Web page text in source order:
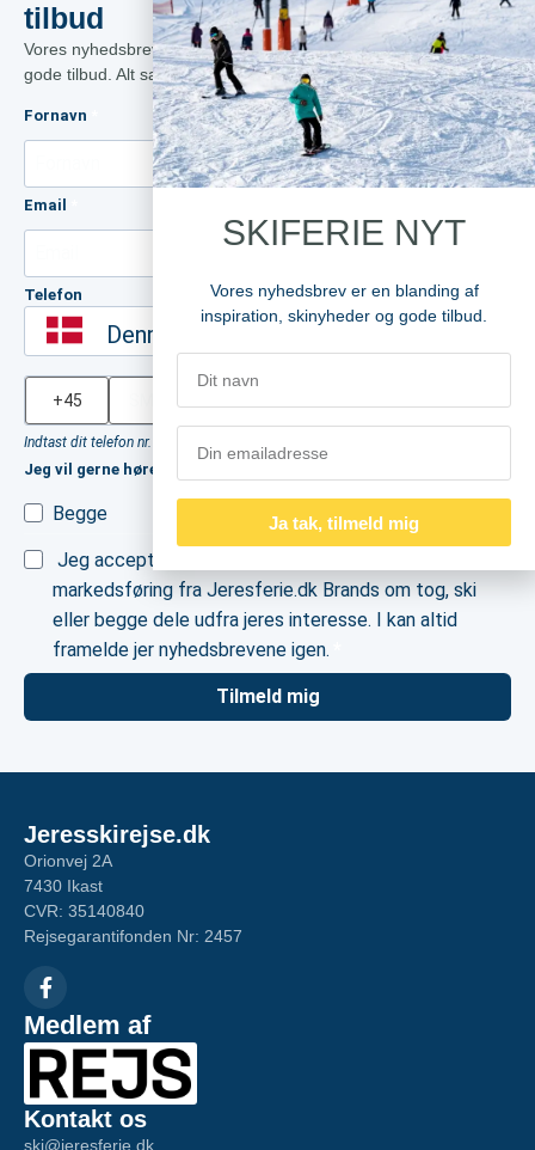
tilbud​
Vores nyhedsbrev er en blanding af inspiration, skinyheder og
gode tilbud. Alt sammen direkte i din indbakke før alle andre.
Fornavn Alder
Email
Telefon
Denmark
Indtast dit telefon nr. hvis du ønsker at modtage gode tilbud på sms
Jeg vil gerne høre mere om (vælg 1)
Begge Skirejser Togrejser
Jeg accepterer at modtage mails og sms med
markedsføring fra Jeresferie.dk Brands om tog, ski
eller begge dele udfra jeres interesse. I kan altid
framelde jer nyhedsbrevene igen.
Tilmeld mig
Jeresskirejse.dk
Orionvej 2A
7430 Ikast
CVR: 35140840
Rejsegarantifonden Nr: 2457
Medlem af
Kontakt os
ski@jeresferie.dk
SKIFERIE NYT
Vores nyhedsbrev er en blanding af
inspiration, skinyheder og gode tilbud.
Ja tak, tilmeld mig